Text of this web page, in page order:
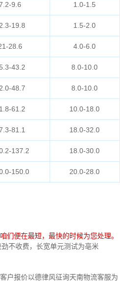
9.6 1.0-1.5
19.8 1.5-2.0
28.6 4.0-6.0
43.2 8.0-10.0
48.7 8.0-10.0
61.2 10.0-18.0
81.1 18.0-32.0
137.2 18.0-30.0
150.0 20.0-28.0
们便在最短，最快的时候为您处理。
不收费，长宽单元测试为亳米
户报价以德律风征询天南物流客服为